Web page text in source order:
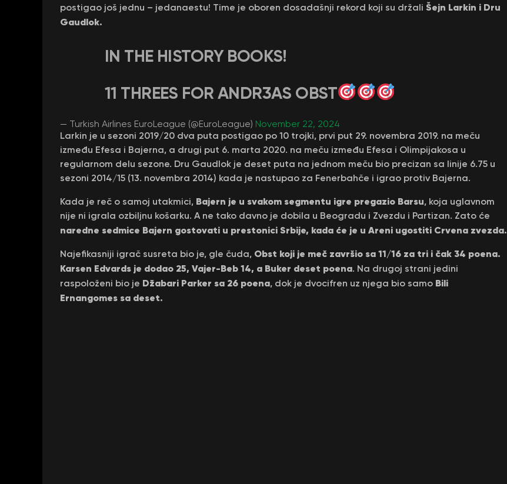
postigao još jednu – jedanaestu! Time je oboren dosadašnji rekord koji su držali Šejn Larkin i Dru
Gaudlok.
IN THE HISTORY BOOKS!
11 THREES FOR ANDR3AS OBST
— Turkish Airlines EuroLeague (@EuroLeague) November 22, 2024
Larkin je u sezoni 2019/20 dva puta postigao po 10 trojki, prvi put 29. novembra 2019. na meču
između Efesa i Bajerna, a drugi put 6. marta 2020. na meču između Efesa i Olimpijakosa u
regularnom delu sezone. Dru Gaudlok je deset puta na jednom meču bio precizan sa linije 6.75 u
sezoni 2014/15 (13. novembra 2014) kada je nastupao za Fenerbahče i igrao protiv Bajerna.
Kada je reč o samoj utakmici, Bajern je u svakom segmentu igre pregazio Barsu, koja uglavnom
nije ni igrala ozbiljnu košarku. A ne tako davno je dobila u Beogradu i Zvezdu i Partizan. Zato će
naredne sedmice Bajern gostovati u prestonici Srbije, kada će je u Areni ugostiti Crvena zvezda.
Najefikasniji igrač susreta bio je, gle čuda, Obst koji je meč završio sa 11/16 za tri i čak 34 poena.
Karsen Edvards je dodao 25, Vajer-Beb 14, a Buker deset poena. Na drugoj strani jedini
raspoloženi bio je Džabari Parker sa 26 poena, dok je dvocifren uz njega bio samo Bili
Ernangomes sa deset.